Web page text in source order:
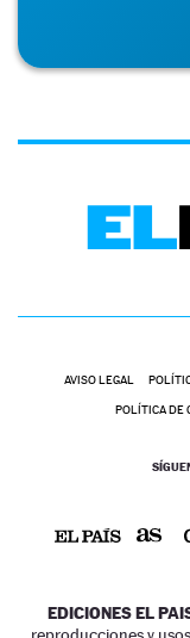
AVISO LEGAL
POLÍTICA DE
EDICIONES EL
reproducciones y